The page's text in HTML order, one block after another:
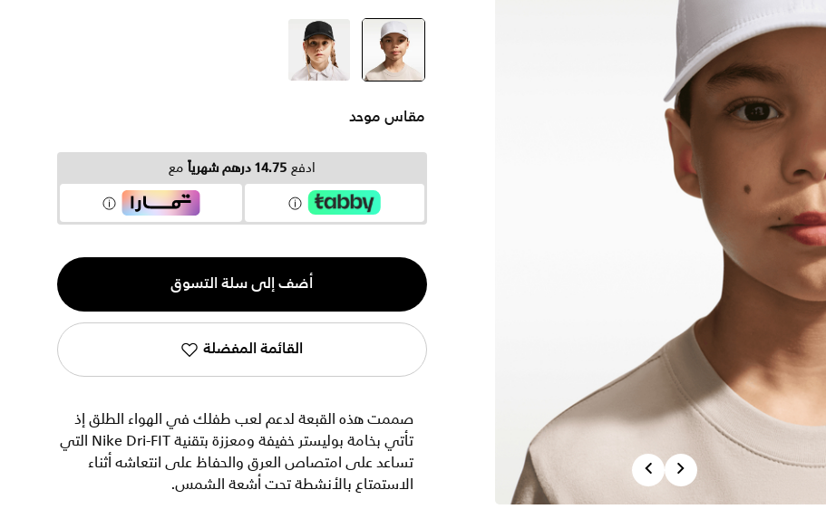
PreviousNext
selected
أسود أسود
مقاس موحد
ادفع 14.75 درهم شهرياً مع
الكمية
1
أضف إلى سلة التسوق
القائمة المفضلة
صممت هذه القبعة لدعم لعب طفلك في الهواء الطلق إذ
تأتي بخامة بوليستر خفيفة ومعززة بتقنية Nike Dri-FIT التي
تساعد على امتصاص العرق والحفاظ على انتعاشه أثناء
الاستمتاع بالأنشطة تحت أشعة الشمس.